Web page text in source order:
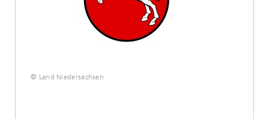
© Land Niedersachsen